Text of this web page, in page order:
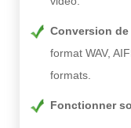
Conversion
format WAV,
formats.
Fonctionner